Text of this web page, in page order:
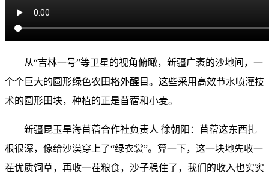
从“吉林一号”等卫星的视角俯瞰，新疆广袤的沙地间，一
个个巨大的圆形绿色农田格外醒目。这些采用高效节水喷灌技
术的圆形田块，种植的正是苜蓿和小麦。
新疆昆玉旱海苜蓿合作社负责人 徐朝阳：苜蓿这东西扎
根很深，像给沙漠穿上了“绿衣裳”。算一下，这一块地先收一
茬优质饲草，再收一茬粮食，沙子稳住了，我们的收入也实实